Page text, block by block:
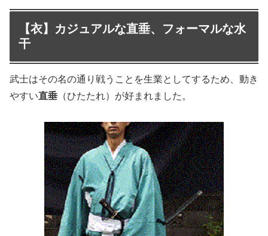
【衣】カジュアルな直垂、フォーマルな水
干
武士はその名の通り戦うことを生業としてするため、動き
やすい直垂 （ひたたれ）が好まれました。